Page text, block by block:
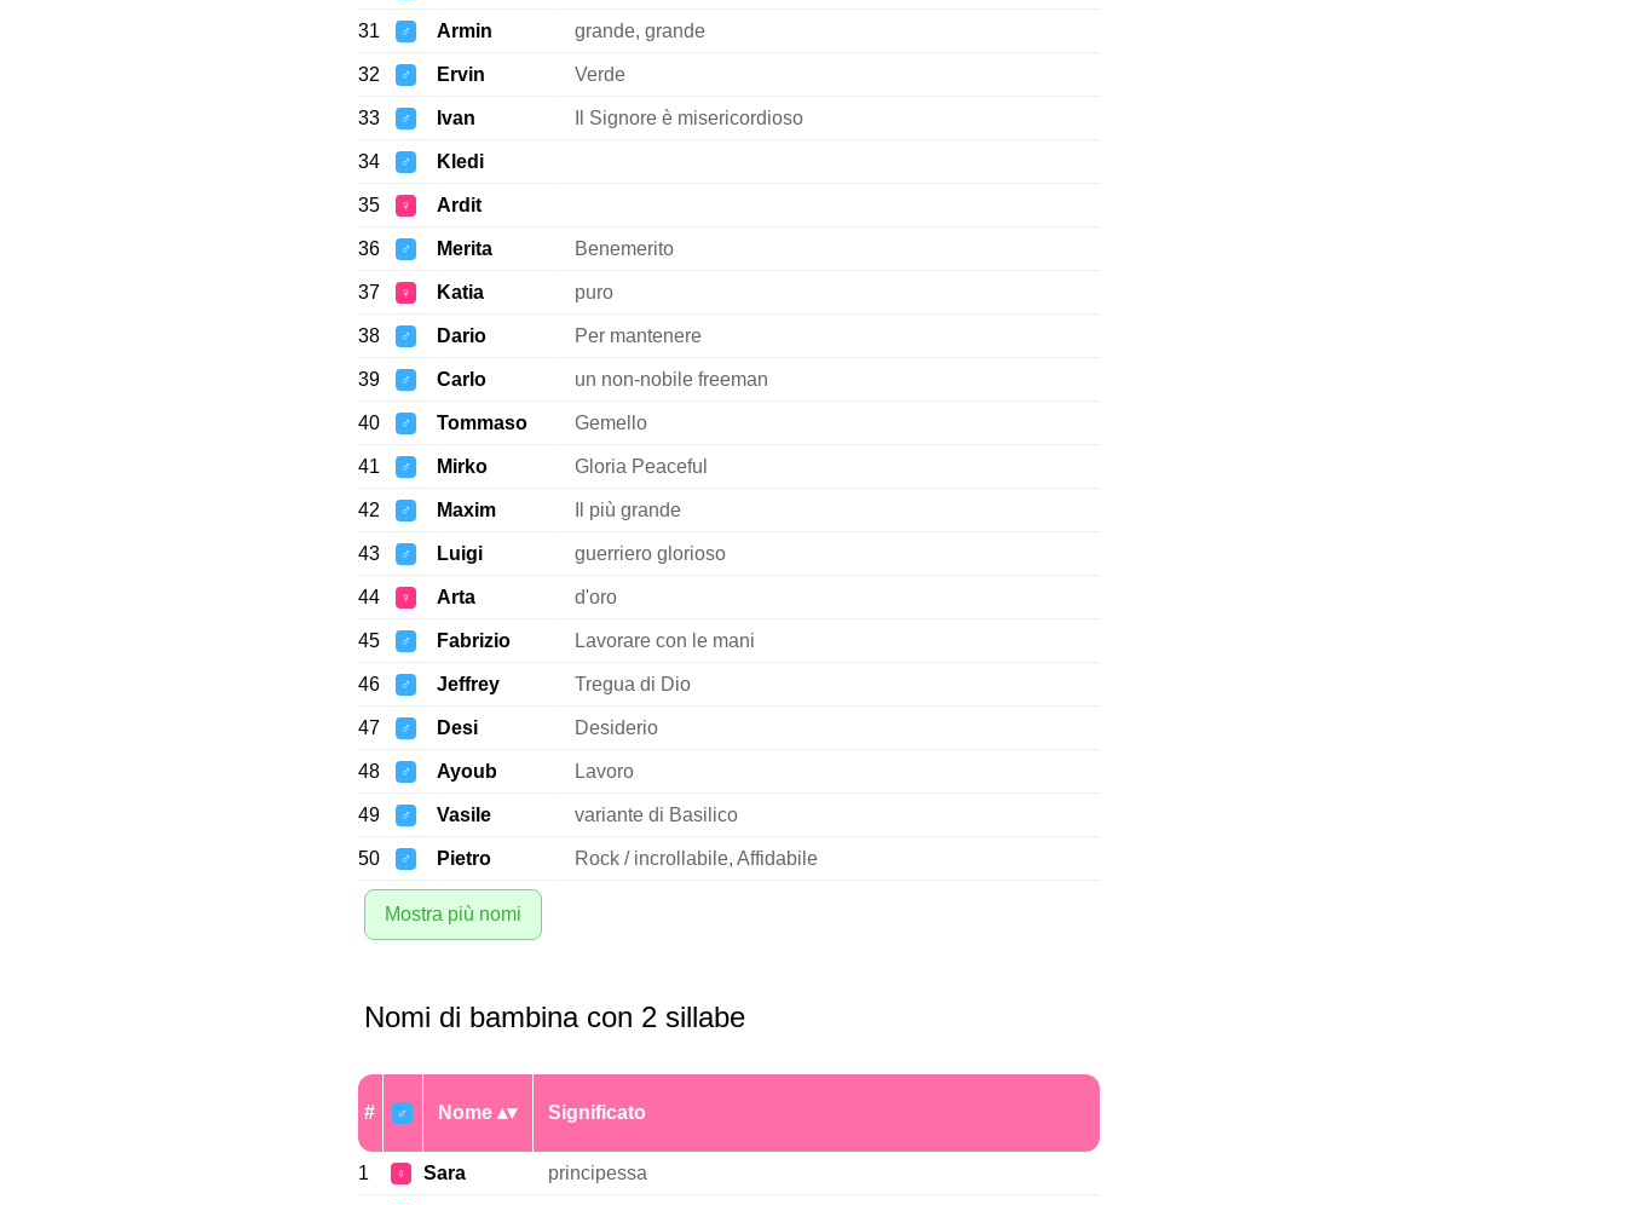
31 ♂ Armin grande, grande
32 ♂ Ervin Verde
33 ♂ Ivan Il Signore è misericordioso
34 ♂ Kledi
35 ♀ Ardit
36 ♂ Merita Benemerito
37 ♀ Katia puro
38 ♂ Dario Per mantenere
39 ♂ Carlo un non-nobile freeman
40 ♂ Tommaso Gemello
41 ♂ Mirko Gloria Peaceful
42 ♂ Maxim Il più grande
43 ♂ Luigi guerriero glorioso
44 ♀ Arta d'oro
45 ♂ Fabrizio Lavorare con le mani
46 ♂ Jeffrey Tregua di Dio
47 ♂ Desi Desiderio
48 ♂ Ayoub Lavoro
49 ♂ Vasile variante di Basilico
50 ♂ Pietro Rock / incrollabile, Affidabile
Mostra più nomi
Nomi di bambina con 2 sillabe
# ♂ Nome Significato
1 ♀ Sara principessa